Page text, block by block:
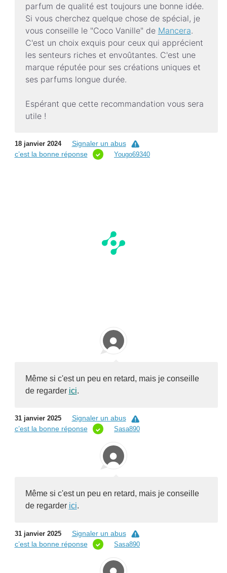
parfum de qualité est toujours une bonne idée.
Si vous cherchez quelque chose de spécial, je
vous conseille le "Coco Vanille" de Mancera.
C'est un choix exquis pour ceux qui apprécient
les senteurs riches et envoûtantes. C'est une
marque réputée pour ses créations uniques et
ses parfums longue durée.
Espérant que cette recommandation vous sera
utile !
18 janvier 2024
Signaler un abus
c’est la bonne réponse
Yougo69340
Même si c'est un peu en retard, mais je conseille
de regarder ici.
31 janvier 2025
Signaler un abus
c’est la bonne réponse
Sasa890
Même si c'est un peu en retard, mais je conseille
de regarder ici.
31 janvier 2025
Signaler un abus
c’est la bonne réponse
Sasa890